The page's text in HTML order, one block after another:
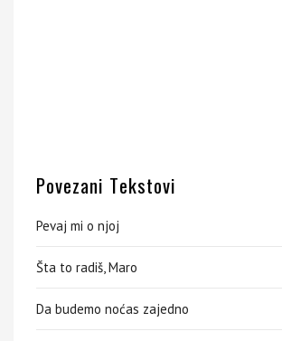
Povezani Tekstovi
Pevaj mi o njoj
Šta to radiš, Maro
Da budemo noćas zajedno